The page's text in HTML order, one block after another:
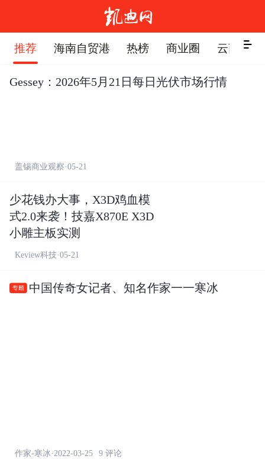


推荐 海南自贸港 热榜 商业圈 云商会
Gessey：2026年5月21日每日光伏市场行情
盖锡商业观察·05-21
少花钱办大事，X3D鸡血模
式2.0来袭！技嘉X870E X3D
小雕主板实测
Keview科技·05-21
 中国传奇女记者、知名作家一一寒冰
作家-寒冰·2022-03-25 9 评论